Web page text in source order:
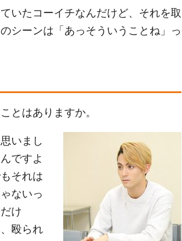
いたコーイチなんだけど、それを取
シーンは「あっそういうことね」っ
とはありますか。
いまし
ですよ
それは
ないっ
け
殴られ